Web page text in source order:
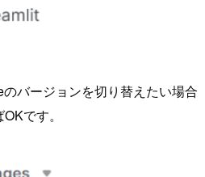
バージョンを切り替えたい場合
です。